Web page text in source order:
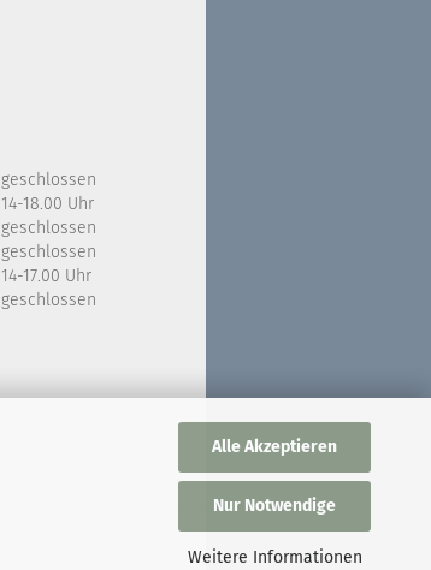
Alle Akzeptieren
Nur Notwendige
Weitere Informationen
geschlossen
14-18.00 Uhr
geschlossen
geschlossen
14-17.00 Uhr
geschlossen